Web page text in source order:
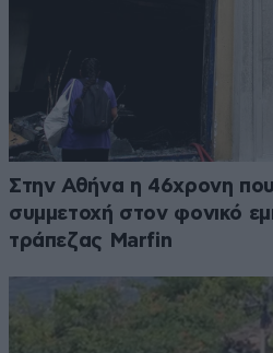
Στην Αθήνα η 46χρονη που
συμμετοχή στον φονικό
τράπεζας Marfin